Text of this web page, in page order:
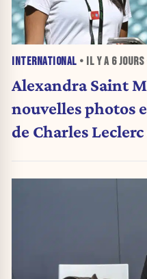
INTERNATIONAL • IL Y A 6 JOURS
Alexandra Saint
nouvelles photos
de Charles